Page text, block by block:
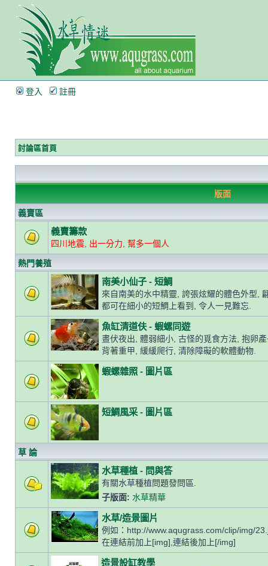
登入 註冊
討論區首頁
版面
義賣區
義賣籌款
四川地震, 出一分力, 幫多一個人
熱門養殖
南美小仙子 - 短鯛
來自南美的水中精靈, 誇張炫耀的體色外型,
都可在細小的短鯛上看到, 令人一見難忘.
魚缸清道伕 - 蝦螺同遊
晝伏夜出, 體弱細小, 古怪的覓食方法, 抱卵
背著重甲, 緩緩爬行, 清除障礙的軟體動物.
蝦螺雜照 - 圖片區
短鯛風采 - 圖片區
草 論
水草種植 - 問與答
有關水草種植問題發問區.
子版面: 水草精華
水草/造景圖片
例如：http://www.aqugrass.com/clip/img/
在連結前加上[img],連結後加上[/img]
造景設缸教學